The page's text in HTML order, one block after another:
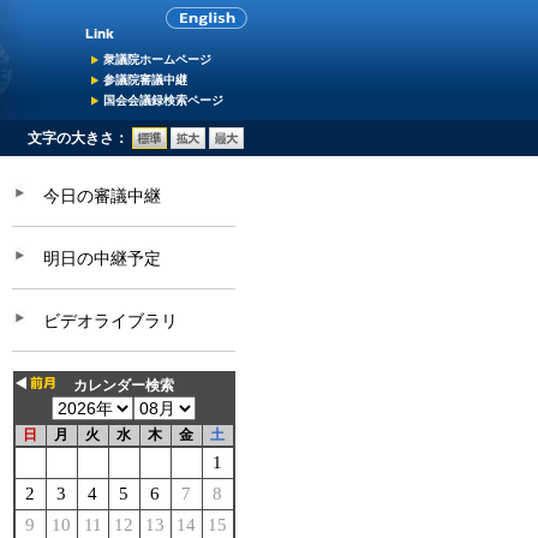
衆議院ホームページ
参議院審議中継
国会会議録検索ページ
文字の大きさ：
今日の審議中継
明日の中継予定
ビデオライブラリ
カレンダー検索
日 月 火 水 木 金 土
1
2
3 4 5 6 7
8
9
10 11 12 13 14
15